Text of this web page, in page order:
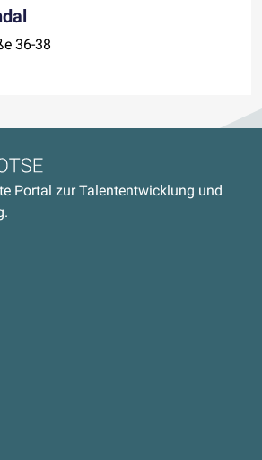
36-38
Portal zur Talententwicklung und